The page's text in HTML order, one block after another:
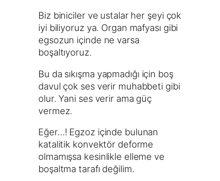
Biz biniciler ve ustalar her şeyi çok
iyi biliyoruz ya. Organ mafyası gibi
egsozun içinde ne varsa
boşaltıyoruz.
Bu da sıkışma yapmadığı için boş
davul çok ses verir muhabbeti gibi
olur. Yani ses verir ama güç
vermez.
Eğer…! Egzoz içinde bulunan
katalitik konvektör deforme
olmamışsa kesinlikle elleme ve
boşaltma tarafı değilim.